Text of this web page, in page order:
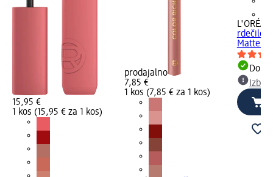
15,95 €
1 kos (15,95 € za 1 kos)
prodajalno
7,85 €
1 kos (7,85 € za 1 kos)
L'ORÉAL
rdečilo